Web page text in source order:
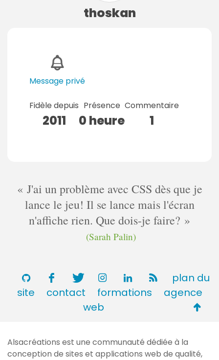
thoskan
Message privé
Fidèle depuis
2011
Présence
0 heure
Commentaire
1
J'ai un problème avec CSS dès que je
lance le jeu! Il se lance mais l'écran
n'affiche rien. Que dois-je faire?
(Sarah Palin)
plan du
site
contact formations
agence
web
de
Alsacréations est une communauté dédiée à la
conception de sites et applications web de qualité,